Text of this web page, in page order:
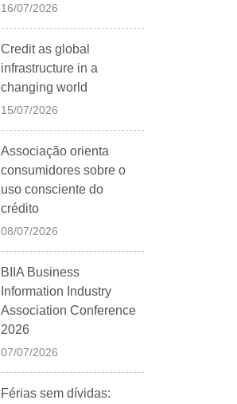
16/07/2026
Credit as global
infrastructure in a
changing world
15/07/2026
Associação orienta
consumidores sobre o
uso consciente do
crédito
08/07/2026
BIIA Business
Information Industry
Association Conference
2026
07/07/2026
Férias sem dívidas: